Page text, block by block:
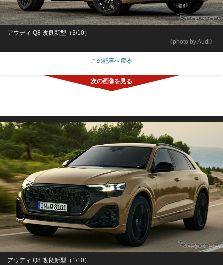
《photo by Audi》
アウディ Q8 改良新型（3/10）
この記事へ戻る
アウディ Q8 改良新型（1/10）